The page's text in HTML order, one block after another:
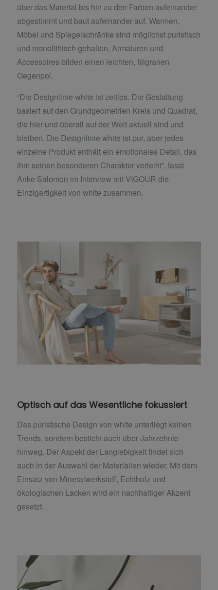
über das Material bis hin zu den Farben aufeinander
abgestimmt und baut aufeinander auf. Wannen,
Möbel und Spiegelschränke sind möglichst puristisch
und monolithisch gehalten, Armaturen und
Accessoires bilden einen leichten, filigranen
Gegenpol.
“Die Designlinie white ist zeitlos. Die Gestaltung
basiert auf den Grundgeometrien Kreis und Quadrat,
die hier und überall auf der Welt aktuell sind und
bleiben. Die Designlinie white ist pur, aber jedes
einzelne Produkt enthält ein emotionales Detail, das
ihm seinen besonderen Charakter verleiht”, fasst
Anke Salomon im Interview mit VIGOUR die
Einzigartigkeit von white zusammen.
Optisch auf das Wesentliche fokussiert
Das puristische Design von white unterliegt keinen
Trends, sondern besticht auch über Jahrzehnte
hinweg. Der Aspekt der Langlebigkeit findet sich
auch in der Auswahl der Materialien wieder. Mit dem
Einsatz von Mineralwerkstoff, Echtholz und
ökologischen Lacken wird ein nachhaltiger Akzent
gesetzt.